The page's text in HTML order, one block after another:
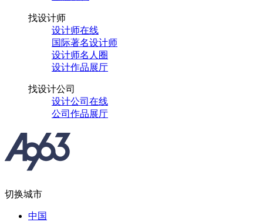
找设计师
设计师在线
国际著名设计师
设计师名人圈
设计作品展厅
找设计公司
设计公司在线
公司作品展厅
切换城市
中国